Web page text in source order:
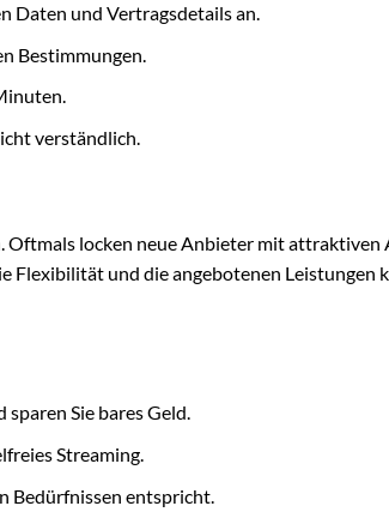
Daten und Vertragsdetails an.
Bestimmungen.
verständlich.
Oftmals locken neue Anbieter mit attraktiven
Flexibilität und die angebotenen Leistungen
Sie bares Geld.
Streaming.
Bedürfnissen entspricht.